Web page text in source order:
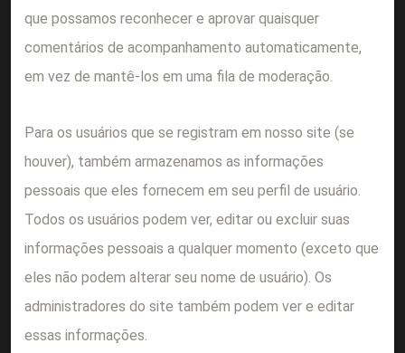
que possamos reconhecer e aprovar quaisquer
comentários de acompanhamento automaticamente,
em vez de mantê-los em uma fila de moderação.
Para os usuários que se registram em nosso site (se
houver), também armazenamos as informações
pessoais que eles fornecem em seu perfil de usuário.
Todos os usuários podem ver, editar ou excluir suas
informações pessoais a qualquer momento (exceto que
eles não podem alterar seu nome de usuário). Os
administradores do site também podem ver e editar
essas informações.